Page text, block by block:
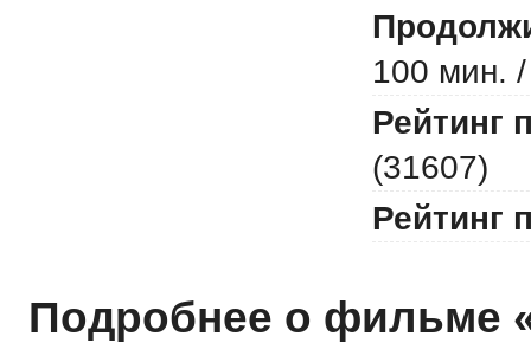
100 мин.
Рейтинг
(31607)
Рейтинг
Подробнее о фильме